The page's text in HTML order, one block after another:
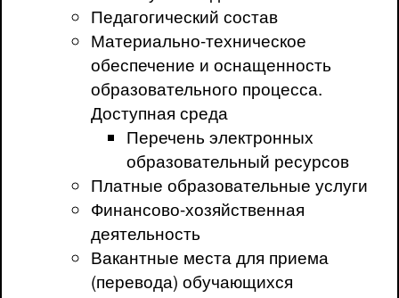
Педагогический состав
Материально-техническое
обеспечение и оснащенность
образовательного процесса.
Доступная среда
Перечень электронных
образовательный ресурсов
Платные образовательные услуги
Финансово-хозяйственная
деятельность
Вакантные места для приема
(перевода) обучающихся